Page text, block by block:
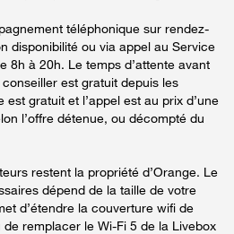
téléphonique sur rendez-
disponibilité ou via appel au Service
8h à 20h. Le temps d’attente avant
est gratuit depuis les
gratuit et l’appel est au prix d’une
l’offre détenue, ou décompté du
restent la propriété d’Orange. Le
dépend de la taille de votre
d’étendre la couverture wifi de
remplacer le Wi-Fi 5 de la Livebox